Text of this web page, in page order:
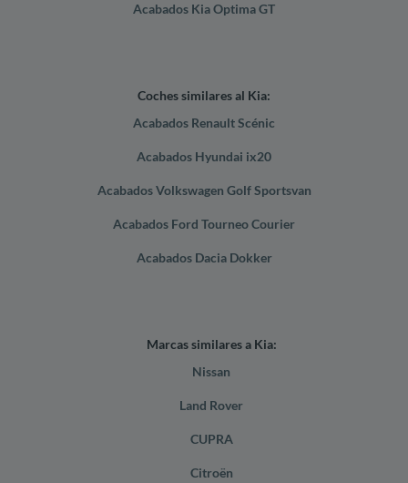
Acabados Kia Optima GT
Coches similares al Kia:
Acabados Renault Scénic
Acabados Hyundai ix20
Acabados Volkswagen Golf Sportsvan
Acabados Ford Tourneo Courier
Acabados Dacia Dokker
Marcas similares a Kia:
Nissan
Land Rover
CUPRA
Citroën